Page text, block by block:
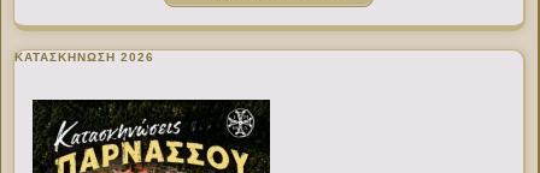
ΚΑΤΑΣΚΗΝΩΣΗ 2026